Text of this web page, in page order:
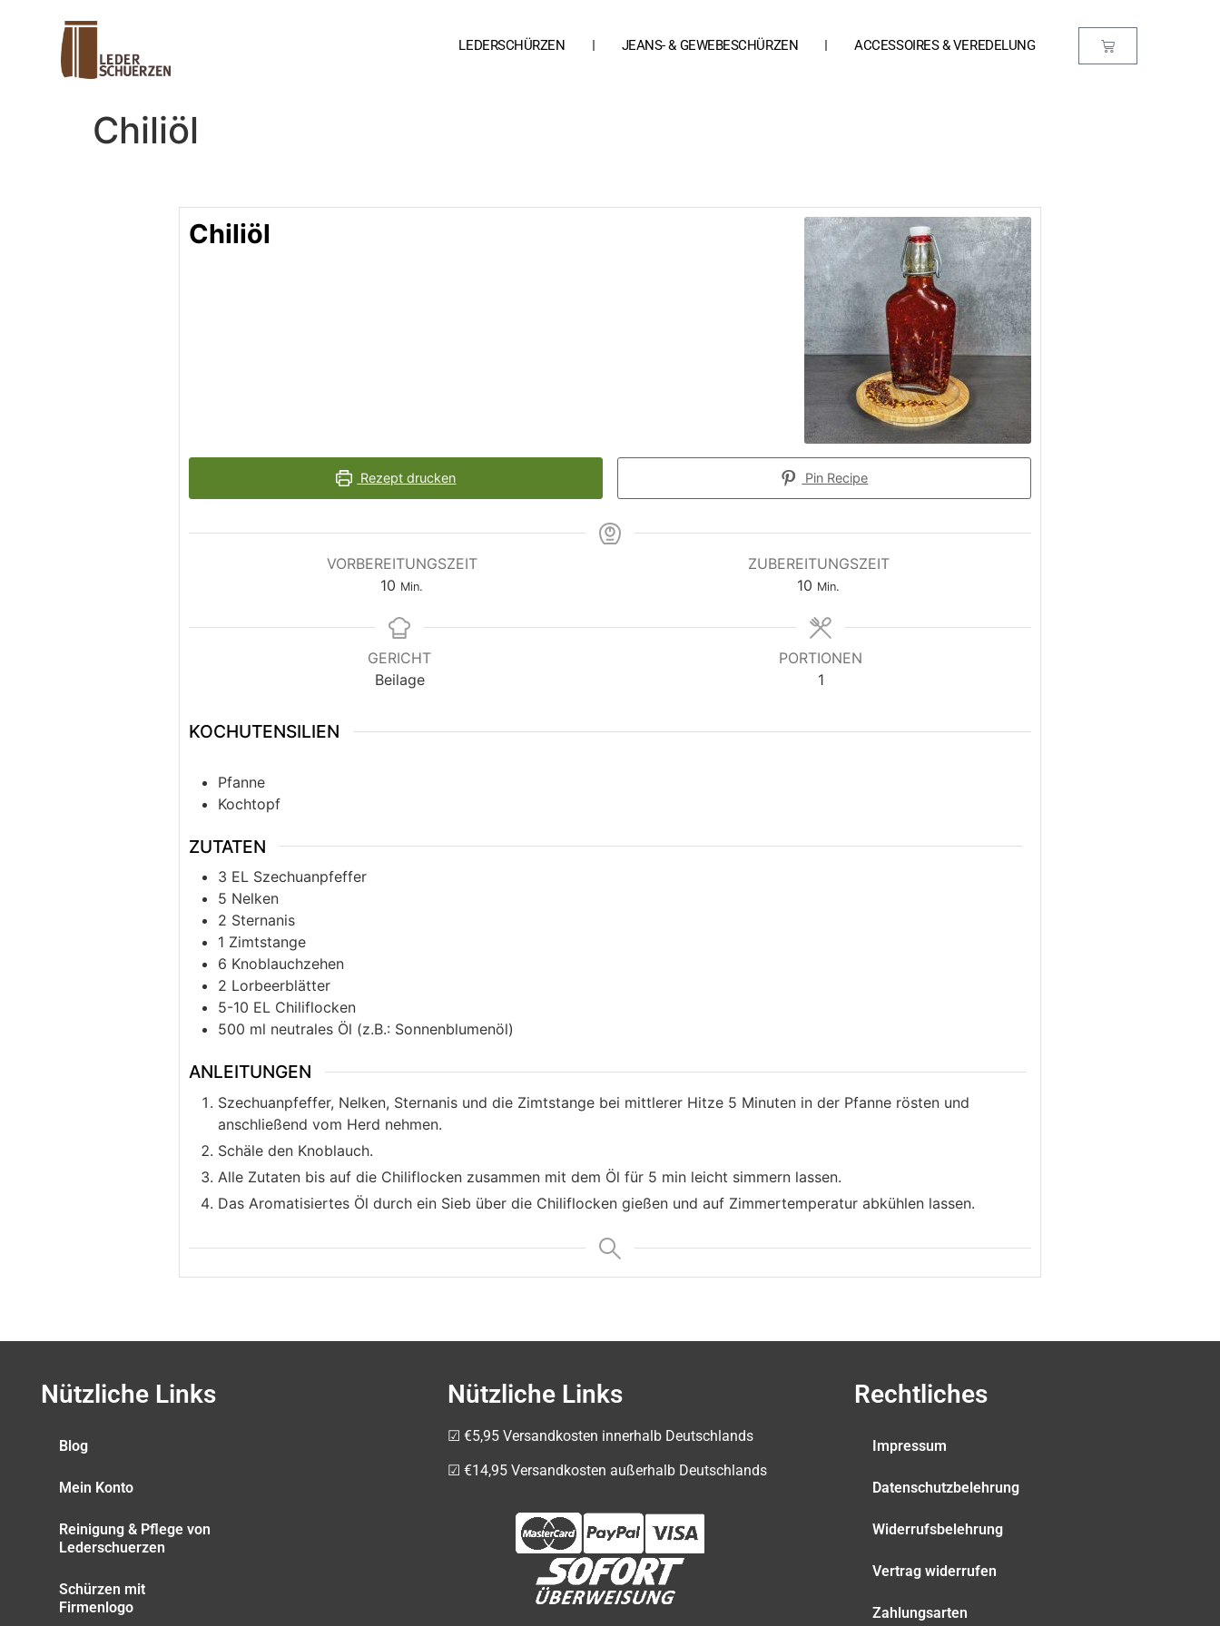
LEDERSCHÜRZEN JEANS- & GEWEBESCHÜRZEN ACCESSOIRES & VEREDELUNG
Chiliöl
Chiliöl
Rezept drucken Pin Recipe
VORBEREITUNGSZEIT
10 Min.
ZUBEREITUNGSZEIT
10 Min.
GERICHT
Beilage
PORTIONEN
1
KOCHUTENSILIEN
Pfanne
Kochtopf
ZUTATEN
3 EL Szechuanpfeffer
5 Nelken
2 Sternanis
1 Zimtstange
6 Knoblauchzehen
2 Lorbeerblätter
5-10 EL Chiliflocken
500 ml neutrales Öl (z.B.: Sonnenblumenöl)
ANLEITUNGEN
Szechuanpfeffer, Nelken, Sternanis und die Zimtstange bei mittlerer Hitze 5 Minuten in der Pfanne rösten und
anschließend vom Herd nehmen.
Schäle den Knoblauch.
Alle Zutaten bis auf die Chiliflocken zusammen mit dem Öl für 5 min leicht simmern lassen.
Das Aromatisiertes Öl durch ein Sieb über die Chiliflocken gießen und auf Zimmertemperatur abkühlen lassen.
Nützliche Links
Blog
Mein Konto
Reinigung & Pflege von
Lederschuerzen
Schürzen mit
Firmenlogo
Nützliche Links
☑ €5,95 Versandkosten innerhalb Deutschlands
☑ €14,95 Versandkosten außerhalb Deutschlands
Rechtliches
Impressum
Datenschutzbelehrung
Widerrufsbelehrung
Vertrag widerrufen
Zahlungsarten